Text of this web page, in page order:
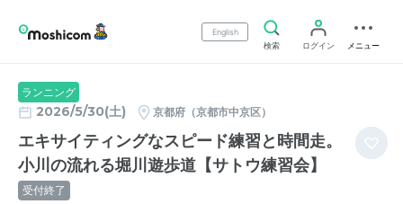
English
検索
ログイン メニュー
ランニング
2026/5/30(土) 京都府（京都市中京区）
エキサイティングなスピード練習と時間走。
小川の流れる堀川遊歩道【サトウ練習会】
受付終了